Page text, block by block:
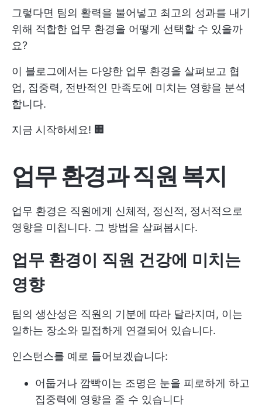
그렇다면 팀의 활력을 불어넣고 최고의 성과를 내기
위해 적합한 업무 환경을 어떻게 선택할 수 있을까
요?
이 블로그에서는 다양한 업무 환경을 살펴보고 협
업, 집중력, 전반적인 만족도에 미치는 영향을 분석
합니다.
지금 시작하세요! 🏢
업무 환경과 직원 복지
업무 환경은 직원에게 신체적, 정신적, 정서적으로
영향을 미칩니다. 그 방법을 살펴봅시다.
업무 환경이 직원 건강에 미치는
영향
팀의 생산성은 직원의 기분에 따라 달라지며, 이는
일하는 장소와 밀접하게 연결되어 있습니다.
인스턴스를 예로 들어보겠습니다:
어둡거나 깜빡이는 조명은 눈을 피로하게 하고
집중력에 영향을 줄 수 있습니다